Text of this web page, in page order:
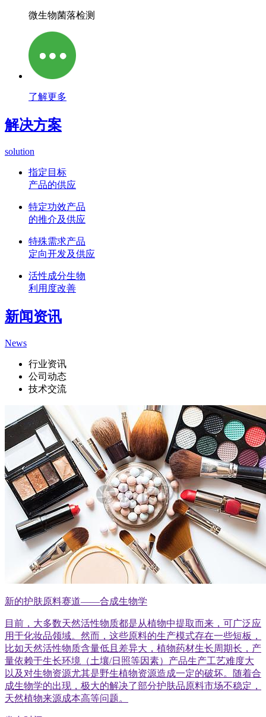
微生物菌落检测
了解更多
解决方案
solution
指定目标
产品的供应
特定功效产品
的推介及供应
特殊需求产品
定向开发及供应
活性成分生物
利用度改善
新闻资讯
News
行业资讯
公司动态
技术交流
新的护肤原料赛道——合成生物学
目前，大多数天然活性物质都是从植物中提取而来，可广泛应
用于化妆品领域。然而，这些原料的生产模式存在一些短板，
比如天然活性物质含量低且差异大，植物药材生长周期长，产
量依赖于生长环境（土壤/日照等因素）产品生产工艺难度大
以及对生物资源尤其是野生植物资源造成一定的破坏。随着合
成生物学的出现，极大的解决了部分护肤品原料市场不稳定，
天然植物来源成本高等问题。